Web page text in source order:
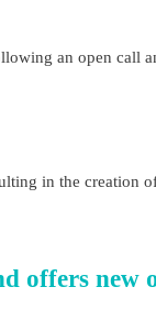
an open call
in the creation
offers new